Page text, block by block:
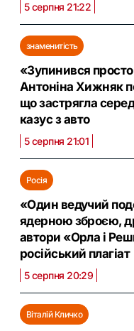
5 серпня 21:22
знаменитість
«Зупинився
Антоніна Хижняк
що застрягла
казус з авто
5 серпня 21:01
Росія
«Один ведучий
ядерною зброєю,
автори «Орла і
російський плагіат
5 серпня 20:29
Віталій Кличко